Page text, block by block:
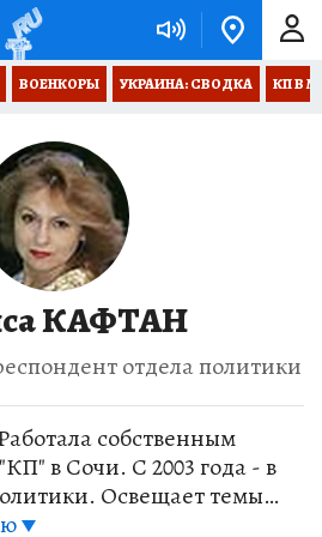
ВОЕНКОРЫ УКРАИНА: СВОДКА КП В
КАФТАН
отдела политики
С 2003 года - в
Освещает темы
с 2003 года работает в